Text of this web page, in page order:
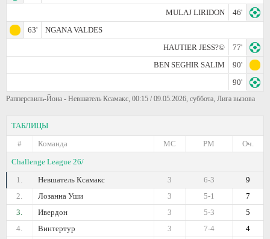
MULAJ LIRIDON
46'
63'
NGANA VALDES
HAUTIER JESS?©
77'
BEN SEGHIR SALIM
90'
90'
Рапперсвиль-Йона - Невшатель Ксамакс, 00:15 / 09.05.2026, суббота, Лига вызова
ТАБЛИЦЫ
#
Команда Оч.
РМ
МС
Challenge League 26/
1.
Невшатель Ксамакс 9
6-3
3
2.
Лозанна Уши 7
5-1
3
3.
Ивердон 5
5-3
3
4.
Винтертур 4
7-4
3